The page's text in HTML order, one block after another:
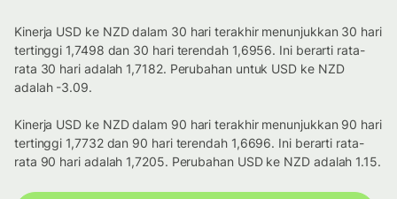
Kinerja USD ke NZD dalam 30 hari terakhir menunjukkan 30 hari
tertinggi 1,7498 dan 30 hari terendah 1,6956. Ini berarti rata-
rata 30 hari adalah 1,7182. Perubahan untuk USD ke NZD
adalah -3.09.
Kinerja USD ke NZD dalam 90 hari terakhir menunjukkan 90 hari
tertinggi 1,7732 dan 90 hari terendah 1,6696. Ini berarti rata-
rata 90 hari adalah 1,7205. Perubahan USD ke NZD adalah 1.15.